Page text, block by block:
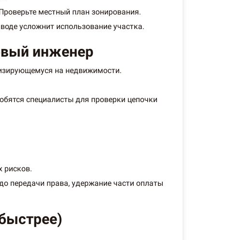
местный план зонирования.
усложнит использование участка.
инженер
на недвижимости.
специалисты для проверки цепочки
рисков.
передачи права, удержание части оплаты